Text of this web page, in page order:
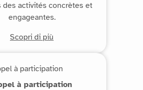
des activités concrètes et
engageantes.
Scopri di più
à participation